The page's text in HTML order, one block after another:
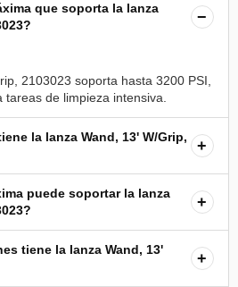
que soporta la lanza
−
2103023 soporta hasta 3200 PSI,
la lanza Wand, 13' W/Grip,
+
puede soportar la lanza
+
tiene la lanza Wand, 13'
+